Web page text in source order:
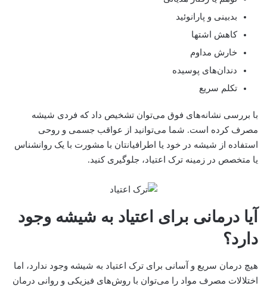
بدبینی و پارانوئید
کاهش اشتها
خارش مداوم
دندان‌های پوسیده
تکلم سریع
با بررسی نشانه‌های فوق می‌توان تشخیص داد که فردی شیشه
مصرف کرده است. شما می‌توانید از عواقب جسمی و روحی
استفاده از شیشه در خود یا اطرافیانتان با مشورت با یک روانشناس
یا متخصص در زمینه ترک اعتیاد، جلوگیری کنید.
آیا درمانی برای اعتیاد به شیشه وجود
دارد؟
هیچ درمان سریع و آسانی برای ترک اعتیاد به شیشه وجود ندارد، اما
اختلالات مصرف مواد را می‌توان با روش‌های فیزیکی و روانی درمان